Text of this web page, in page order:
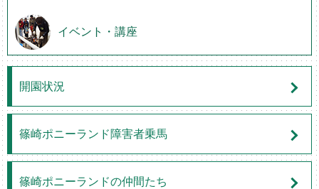
イベント・講座
開園状況
篠崎ポニーランド障害者乗馬
篠崎ポニーランドの仲間たち